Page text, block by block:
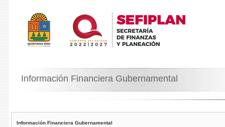
Información Financiera Gubernamental
Información Financiera Gubernamental